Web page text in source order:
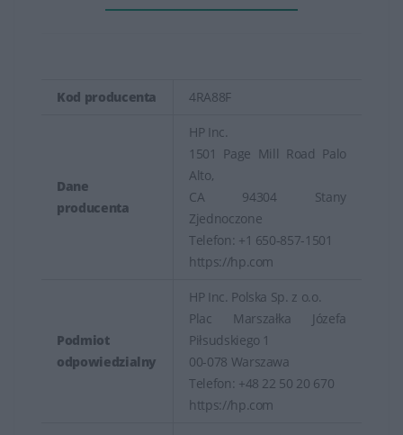
Kod producenta 4RA88F
Dane
producenta
HP Inc.
1501 Page Mill Road Palo
Alto,
CA 94304 Stany
Zjednoczone
Telefon: +1 650-857-1501
https://hp.com
Podmiot
odpowiedzialny
HP Inc. Polska Sp. z o.o.
Plac Marszałka Józefa
Piłsudskiego 1
00-078 Warszawa
Telefon: +48 22 50 20 670
https://hp.com